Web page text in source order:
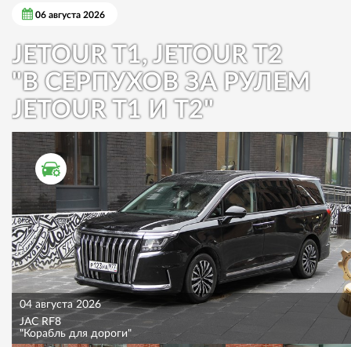
06 августа 2026
JETOUR T1, JETOUR T2
"В СЕРПУХОВ ЗА РУЛЕМ
JETOUR T1 И T2"
ТЕСТ ДРАЙВ
04 августа 2026
JAC RF8
"Корабль для дороги"